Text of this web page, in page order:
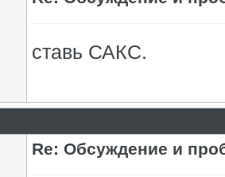
ставь САКС.
Re: Обсуждение и